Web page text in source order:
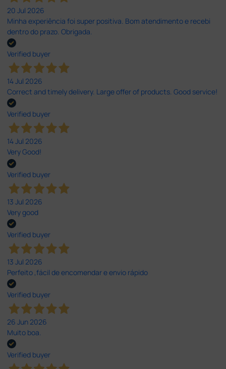
20 Jul 2026
Minha experiência foi super positiva. Bom atendimento e recebi
dentro do prazo. Obrigada.
Verified buyer
14 Jul 2026
Correct and timely delivery. Large offer of products. Good service!
Verified buyer
14 Jul 2026
Very Good!
Verified buyer
13 Jul 2026
Very good
Verified buyer
13 Jul 2026
Perfeito ,fácil de encomendar e envio rápido
Verified buyer
26 Jun 2026
Muito boa.
Verified buyer